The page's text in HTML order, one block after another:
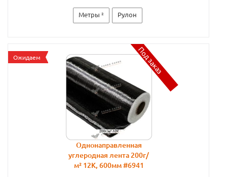
Метры ² Рулон
Ожидаем Под заказ
Однонаправленная
углеродная лента 200г/
м² 12К, 600мм #6941